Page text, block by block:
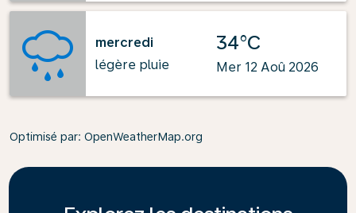
mercredi
légère pluie
34°C
Mer 12 Aoû 2026
Optimisé par: OpenWeatherMap.org